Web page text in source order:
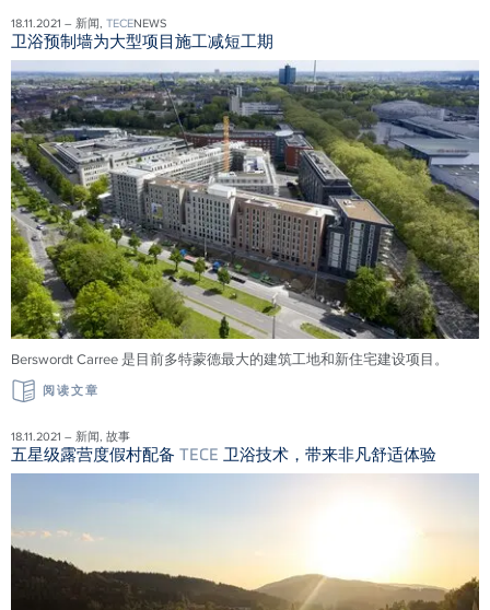
18.11.2021 – 新闻, TECENEWS
卫浴预制墙为大型项目施工减短工期
Berswordt Carree 是目前多特蒙德最大的建筑工地和新住宅建设项目。
阅读文章
18.11.2021 – 新闻, 故事
五星级露营度假村配备 TECE 卫浴技术，带来非凡舒适体验